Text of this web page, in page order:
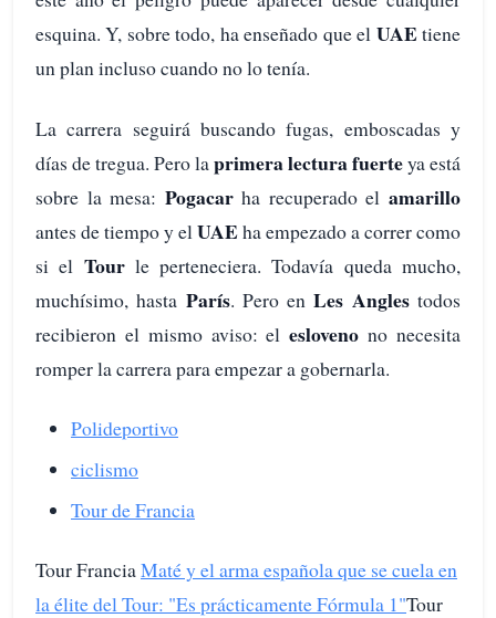
esquina. Y, sobre todo, ha enseñado que el UAEtiene
un plan incluso cuando no lo tenía.
La carrera seguirá buscando fugas, emboscadas y
días de tregua. Pero laprimera lectura fuerteya está
sobre la mesa: Pogacarha recuperado elamarillo
antes de tiempo y elUAEha empezado a correr como
si el Tourle perteneciera. Todavía queda mucho,
muchísimo, hasta París. Pero enLes Anglestodos
recibieron el mismo aviso: elesloveno no necesita
romper la carrera para empezar a gobernarla.
Polideportivo
ciclismo
Tour de Francia
Tour FranciaMaté y el arma española que se cuela en
la élite del Tour: "Es prácticamente Fórmula 1"Tour